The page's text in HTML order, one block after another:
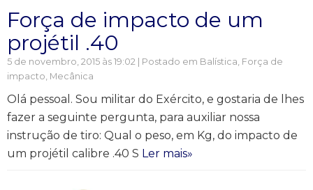
Força de impacto de um
projétil .40
5 de novembro, 2015 às 19:02 | Postado em Balística, Força de
impacto, Mecânica
Olá pessoal. Sou militar do Exército, e gostaria de lhes
fazer a seguinte pergunta, para auxiliar nossa
instrução de tiro: Qual o peso, em Kg, do impacto de
um projétil calibre .40 S Ler mais»